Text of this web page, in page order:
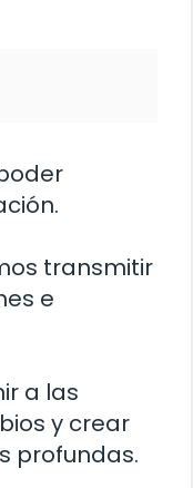
transmitir
e
a las
y crear
profundas.